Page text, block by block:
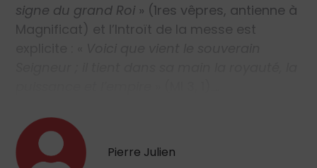
signe du grand Roi » (1res vêpres, antienne à
Magnificat) et l’Introït de la messe est
Pierre Julien